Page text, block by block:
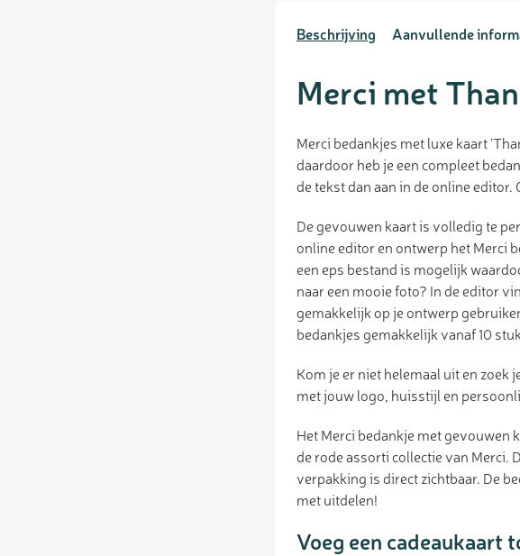
Beschrijving Aanvullende
Merci met
Merci bedankjes met luxe kaart
daardoor heb je een compleet
de tekst dan aan in de online
De gevouwen kaart is volledig te
online editor en ontwerp het Merci
een eps bestand is mogelijk
naar een mooie foto? In de editor
gemakkelijk op je ontwerp
bedankjes gemakkelijk vanaf 10
Kom je er niet helemaal uit en zoek
met jouw logo, huisstijl en
Het Merci bedankje met
de rode assorti collectie van Merci.
verpakking is direct zichtbaar. De
met uitdelen!
Voeg een cadeaukaart